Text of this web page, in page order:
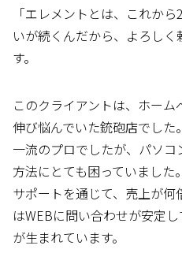
「エレメントとは、これか
いが続くんだから、よろし
す。
このクライアントは、ホー
伸び悩んでいた銃砲店でし
一流のプロでしたが、パソ
方法にとても困っていました
サポートを通じて、売上が
はWEBに問い合わせが安定
が生まれています。